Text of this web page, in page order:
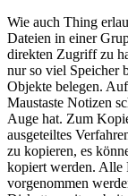
Wie auch Thing
Dateien in einer
direkten Zugriff zu
nur so viel Speicher
Objekte belegen.
Maustaste Notizen
Auge hat. Zum
ausgeteiltes
zu kopieren, es
kopiert werden. Alle
vorgenommen